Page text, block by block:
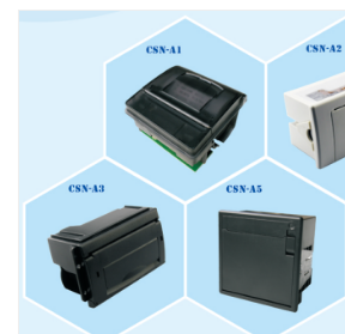
ม้วนแล้ว name แบตเตอร...